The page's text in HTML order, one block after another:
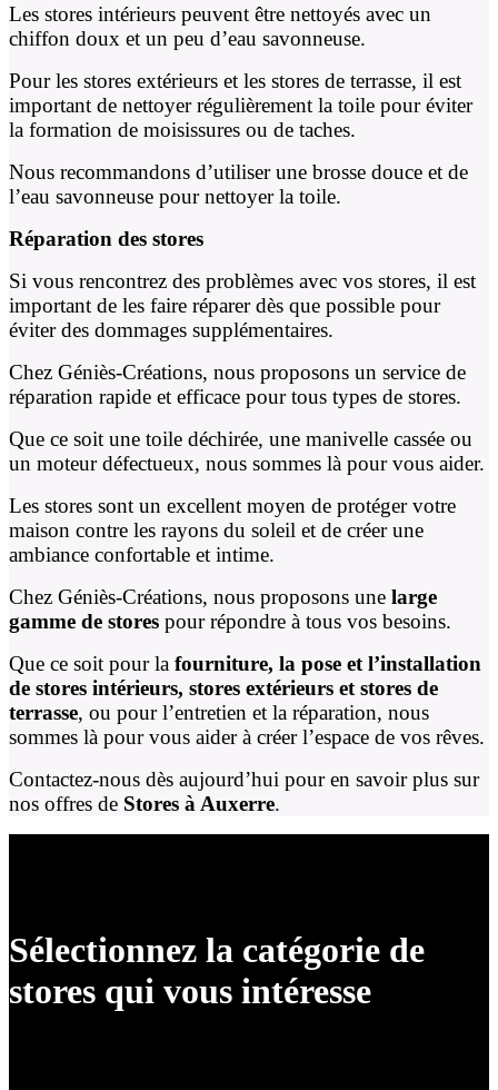
Les stores intérieurs peuvent être nettoyés avec un
chiffon doux et un peu d’eau savonneuse.
Pour les stores extérieurs et les stores de terrasse, il est
important de nettoyer régulièrement la toile pour éviter
la formation de moisissures ou de taches.
Nous recommandons d’utiliser une brosse douce et de
l’eau savonneuse pour nettoyer la toile.
Réparation des stores
Si vous rencontrez des problèmes avec vos stores, il est
important de les faire réparer dès que possible pour
éviter des dommages supplémentaires.
Chez Géniès-Créations, nous proposons un service de
réparation rapide et efficace pour tous types de stores.
Que ce soit une toile déchirée, une manivelle cassée ou
un moteur défectueux, nous sommes là pour vous aider.
Les stores sont un excellent moyen de protéger votre
maison contre les rayons du soleil et de créer une
ambiance confortable et intime.
Chez Géniès-Créations, nous proposons une large
gamme de stores pour répondre à tous vos besoins.
Que ce soit pour la fourniture, la pose et l’installation
de stores intérieurs, stores extérieurs et stores de
terrasse, ou pour l’entretien et la réparation, nous
sommes là pour vous aider à créer l’espace de vos rêves.
Contactez-nous dès aujourd’hui pour en savoir plus sur
nos offres de Stores à Auxerre.
Sélectionnez la catégorie de
stores qui vous intéresse